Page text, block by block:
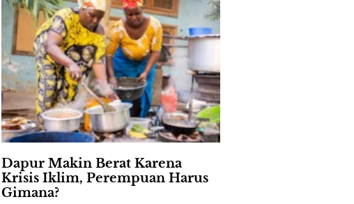
Dapur Makin Berat Karena
Krisis Iklim, Perempuan Harus
Gimana?